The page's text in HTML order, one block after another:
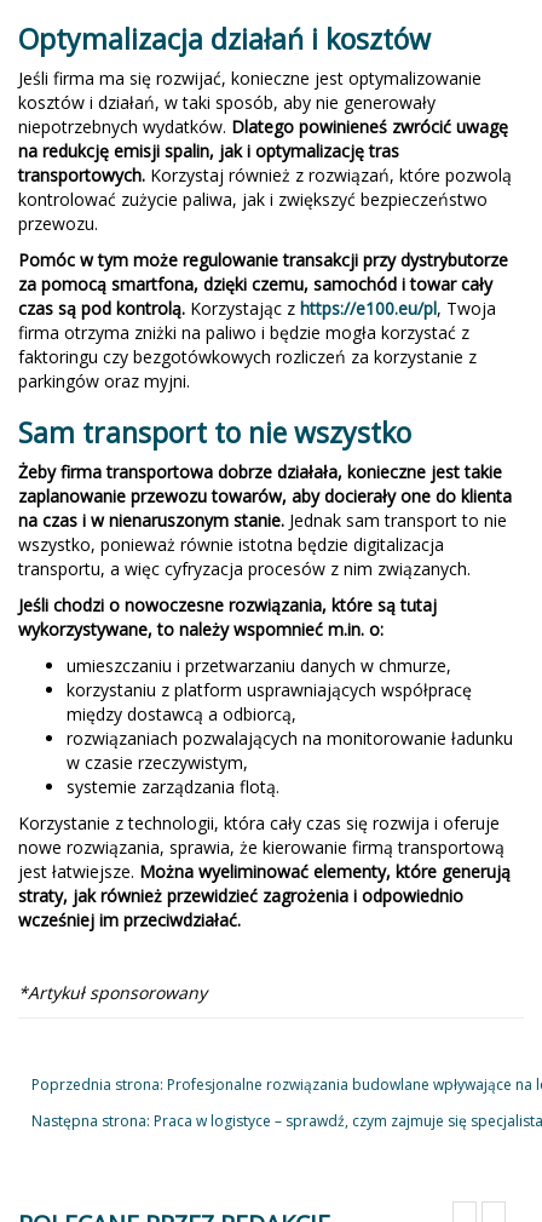
Optymalizacja działań i kosztów
Jeśli firma ma się rozwijać, konieczne jest optymalizowanie
kosztów i działań, w taki sposób, aby nie generowały
niepotrzebnych wydatków. Dlatego powinieneś zwrócić uwagę
na redukcję emisji spalin, jak i optymalizację tras
transportowych. Korzystaj również z rozwiązań, które pozwolą
kontrolować zużycie paliwa, jak i zwiększyć bezpieczeństwo
przewozu.
Pomóc w tym może regulowanie transakcji przy dystrybutorze
za pomocą smartfona, dzięki czemu, samochód i towar cały
czas są pod kontrolą. Korzystając z https://e100.eu/pl, Twoja
firma otrzyma zniżki na paliwo i będzie mogła korzystać z
faktoringu czy bezgotówkowych rozliczeń za korzystanie z
parkingów oraz myjni.
Sam transport to nie wszystko
Żeby firma transportowa dobrze działała, konieczne jest takie
zaplanowanie przewozu towarów, aby docierały one do klienta
na czas i w nienaruszonym stanie. Jednak sam transport to nie
wszystko, ponieważ równie istotna będzie digitalizacja
transportu, a więc cyfryzacja procesów z nim związanych.
Jeśli chodzi o nowoczesne rozwiązania, które są tutaj
wykorzystywane, to należy wspomnieć m.in. o:
umieszczaniu i przetwarzaniu danych w chmurze,
korzystaniu z platform usprawniających współpracę
między dostawcą a odbiorcą,
rozwiązaniach pozwalających na monitorowanie ładunku
w czasie rzeczywistym,
systemie zarządzania flotą.
Korzystanie z technologii, która cały czas się rozwija i oferuje
nowe rozwiązania, sprawia, że kierowanie firmą transportową
jest łatwiejsze. Można wyeliminować elementy, które generują
straty, jak również przewidzieć zagrożenia i odpowiednio
wcześniej im przeciwdziałać.
*Artykuł sponsorowany
Poprzednia strona: Profesjonalne rozwiązania budowlane wpływające
Następna strona: Praca w logistyce – sprawdź, czym zajmuje się